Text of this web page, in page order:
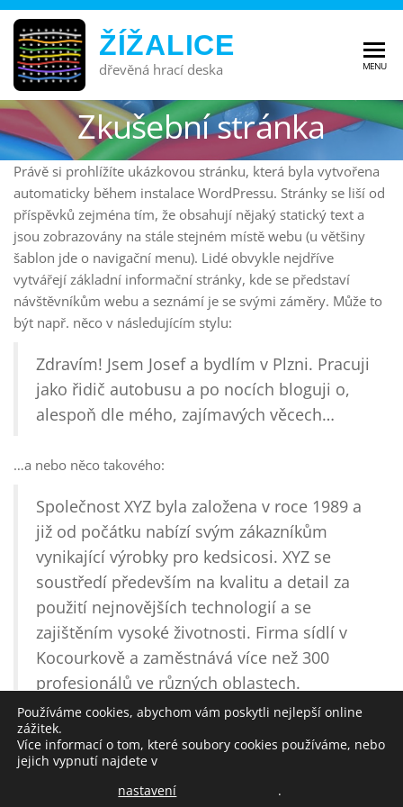
ŽÍŽALICE
dřevěná hrací deska MENU
Zkušební stránka
Právě si prohlížíte ukázkovou stránku, která byla vytvořena
automaticky během instalace WordPressu. Stránky se liší od
příspěvků zejména tím, že obsahují nějaký statický text a
jsou zobrazovány na stále stejném místě webu (u většiny
šablon jde o navigační menu). Lidé obvykle nejdříve
vytvářejí základní informační stránky, kde se představí
návštěvníkům webu a seznámí je se svými záměry. Může to
být např. něco v následujícím stylu:
Zdravím! Jsem Josef a bydlím v Plzni. Pracuji
jako řidič autobusu a po nocích bloguji o,
alespoň dle mého, zajímavých věcech…
…a nebo něco takového:
Společnost XYZ byla založena v roce 1989 a
již od počátku nabízí svým zákazníkům
vynikající výrobky pro kedsicosi. XYZ se
soustředí především na kvalitu a detail za
použití nejnovějších technologií a se
zajištěním vysoké životnosti. Firma sídlí v
Kocourkově a zaměstnává více než 300
profesionálů ve různých oblastech.
Pokud s WordPressem právě začínáte, měli byste se nejdříve
přihlásit doadministracea tuto stránku smazat (nebo
webu v podobě nových stránek a příspěvků. Doufáme, že
Používáme cookies, abychom vám poskytli nejlepší online
zážitek.
Více informací o tom, které soubory cookies používáme, nebo
jejich vypnutí najdete v
nastavení
.